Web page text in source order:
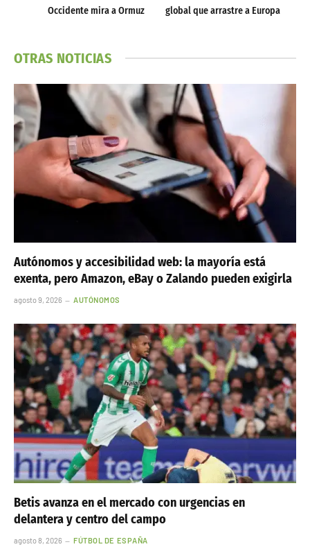
Occidente mira a Ormuz
global que arrastre a Europa
OTRAS NOTICIAS
Autónomos y accesibilidad web: la mayoría está
exenta, pero Amazon, eBay o Zalando pueden exigirla
agosto 9, 2026 AUTÓNOMOS
Betis avanza en el mercado con urgencias en
delantera y centro del campo
agosto 8, 2026 FÚTBOL DE ESPAÑA